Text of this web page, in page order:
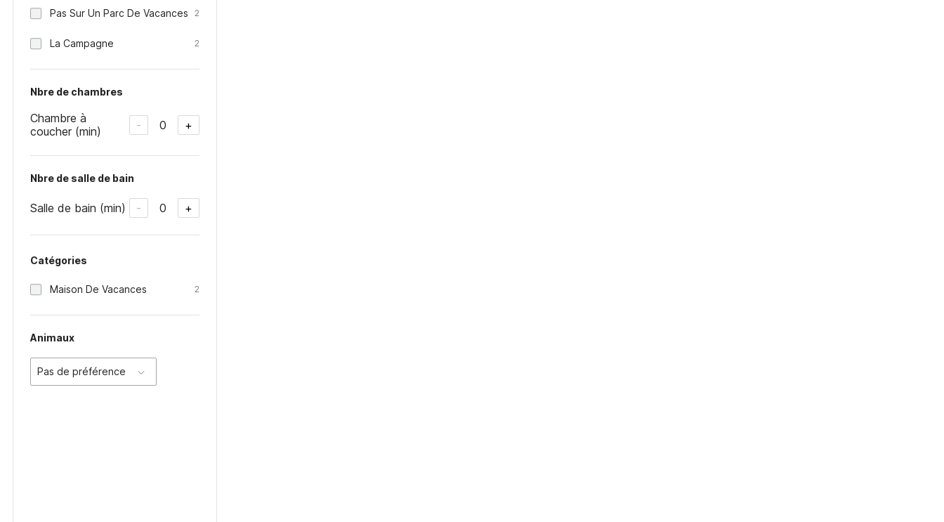
Pas Sur Un Parc De Vacances 2
La Campagne 2
Nbre de chambres
Chambre à
coucher (min)
- 0 +
Nbre de salle de bain
Salle de bain (min) - 0 +
Catégories
Maison De Vacances 2
Animaux
Pas de préférence